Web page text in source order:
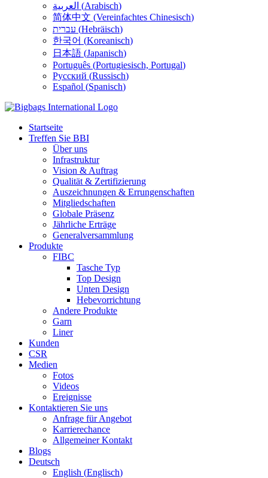
العربية (Arabisch)
简体中文 (Vereinfachtes Chinesisch)
עברית (Hebräisch)
한국어 (Koreanisch)
日本語 (Japanisch)
Português (Portugiesisch, Portugal)
Русский (Russisch)
Español (Spanisch)
Startseite
Treffen Sie BBI
Über uns
Infrastruktur
Vision & Auftrag
Qualität & Zertifizierung
Auszeichnungen & Errungenschaften
Mitgliedschaften
Globale Präsenz
Jährliche Erträge
Generalversammlung
Produkte
FIBC
Tasche Typ
Top Design
Unten Design
Hebevorrichtung
Andere Produkte
Garn
Liner
Kunden
CSR
Medien
Fotos
Videos
Ereignisse
Kontaktieren Sie uns
Anfrage für Angebot
Karrierechance
Allgemeiner Kontakt
Blogs
Deutsch
English (Englisch)